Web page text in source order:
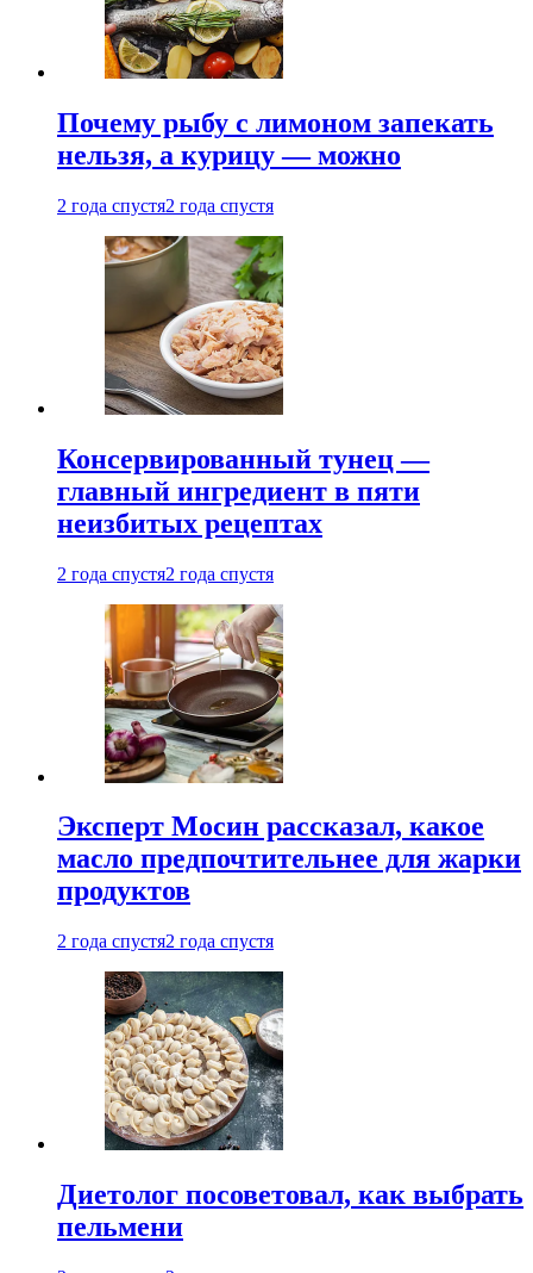
Почему рыбу с лимоном запекать
нельзя, а курицу — можно
2 года спустя2 года спустя
Консервированный тунец —
главный ингредиент в пяти
неизбитых рецептах
2 года спустя2 года спустя
Эксперт Мосин рассказал, какое
масло предпочтительнее для жарки
продуктов
2 года спустя2 года спустя
Диетолог посоветовал, как выбрать
пельмени